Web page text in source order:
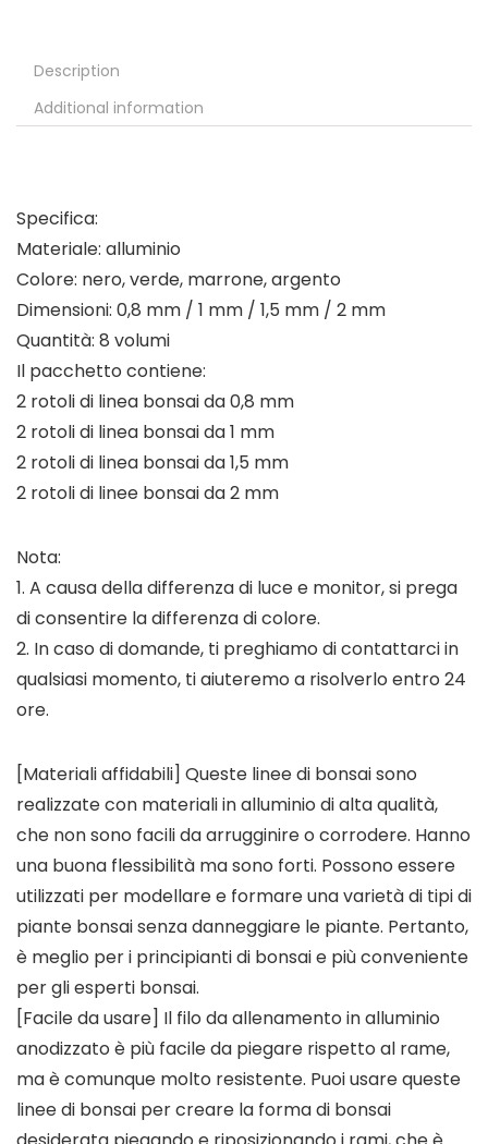
Description
Additional information
Specifica:
Materiale: alluminio
Colore: nero, verde, marrone, argento
Dimensioni: 0,8 mm / 1 mm / 1,5 mm / 2 mm
Quantità: 8 volumi
Il pacchetto contiene:
2 rotoli di linea bonsai da 0,8 mm
2 rotoli di linea bonsai da 1 mm
2 rotoli di linea bonsai da 1,5 mm
2 rotoli di linee bonsai da 2 mm
Nota:
1. A causa della differenza di luce e monitor, si prega
di consentire la differenza di colore.
2. In caso di domande, ti preghiamo di contattarci in
qualsiasi momento, ti aiuteremo a risolverlo entro 24
ore.
[Materiali affidabili] Queste linee di bonsai sono
realizzate con materiali in alluminio di alta qualità,
che non sono facili da arrugginire o corrodere. Hanno
una buona flessibilità ma sono forti. Possono essere
utilizzati per modellare e formare una varietà di tipi di
piante bonsai senza danneggiare le piante. Pertanto,
è meglio per i principianti di bonsai e più conveniente
per gli esperti bonsai.
[Facile da usare] Il filo da allenamento in alluminio
anodizzato è più facile da piegare rispetto al rame,
ma è comunque molto resistente. Puoi usare queste
linee di bonsai per creare la forma di bonsai